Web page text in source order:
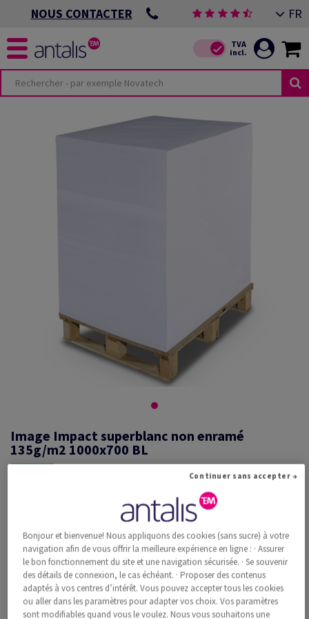
NOUS CONTACTER FR
Image Impact superblanc non enramé
135g/m2 1000x700 BL
Image, Impact, superblanc, sans bois ECF, 135g/m2, 1000mm x
700mm, B1, BL, Pal. 6000 flles non enramées, pavillonnée par 250
feuilles, FSC Mix Credit
Information additionnelle
Recommander ce produit
Prix catalogue TVA incl.
Bonjour et bienvenue! Nous appliquons des cookies (sans sucre) à votre
navigation afin de vous offrir la meilleure expérience en ligne : · Assurer
le bon fonctionnement du site et une navigation sécurisée. · Se souvenir
des détails de connexion, le cas échéant. · Proposer des contenus
adaptés à vos centres d’intérêt. Vous pouvez accepter tous les cookies
ou aller dans les paramètres pour adapter vos choix. Vos paramètres
sont modifiables quand vous le voulez. Nous vous souhaitons une
Continuer sans accepter →